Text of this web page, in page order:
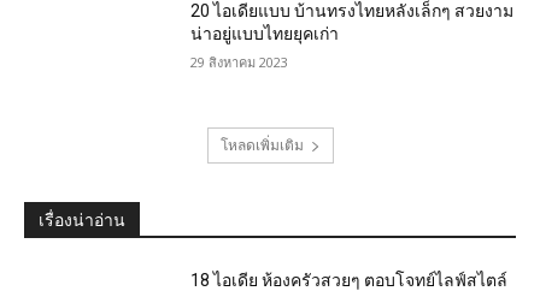
20 ไอเดียแบบ บ้านทรงไทยหลังเล็กๆ สวยงาม
น่าอยู่แบบไทยยุคเก่า
29 สิงหาคม 2023
โหลดเพิ่มเติม
เรื่องน่าอ่าน
18 ไอเดีย ห้องครัวสวยๆ ตอบโจทย์ไลฟ์สไตล์